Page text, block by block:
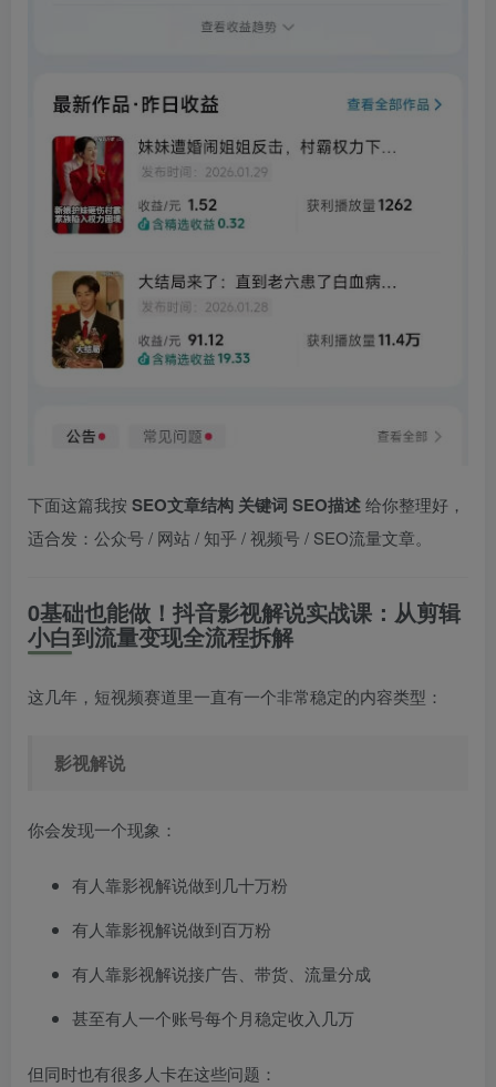
下面这篇我按 SEO文章结构 关键词 SEO描述给你整理好，
适合发：公众号 / 网站 / 知乎 / 视频号 / SEO流量文章。
0基础也能做！抖音影视解说实战课：从剪辑
小白到流量变现全流程拆解
这几年，短视频赛道里一直有一个非常稳定的内容类型：
影视解说
你会发现一个现象：
有人靠影视解说做到几十万粉
有人靠影视解说做到百万粉
有人靠影视解说接广告、带货、流量分成
甚至有人一个账号每个月稳定收入几万
但同时也有很多人卡在这些问题：